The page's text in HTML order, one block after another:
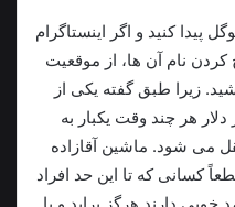
پیدا کنید و اگر اینستاگرام
نام آن ها، از موقعیت
زیرا طبق گفته یکی از
دولت 148 میلیار دلار هر چند وقت یکبار به
می شود. ماشین آقازاده
کسانی که تا این حد افراد